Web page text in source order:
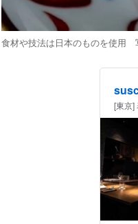
食材や技法は日本のものを使用
[東京]